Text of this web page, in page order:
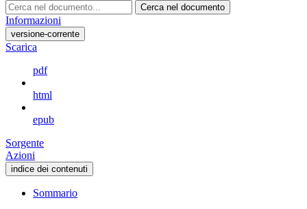
Cerca nel documento
Informazioni
versione-corrente
Scarica
pdf
html
epub
Sorgente
Azioni
indice dei contenuti
Sommario